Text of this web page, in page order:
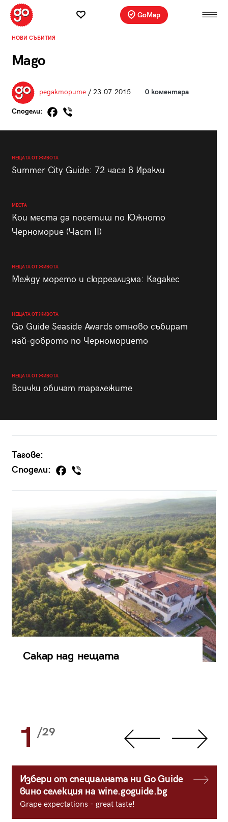
GoMap
НОВИ СЪБИТИЯ
Mago
редакторите/ 23.07.2015 0 коментара
Сподели:
НЕЩАТА ОТ ЖИВОТА
Summer City Guide: 72 часа в Иракли
МЕСТА
Кои места да посетиш по Южното
Черноморие (Част II)
НЕЩАТА ОТ ЖИВОТА
Между морето и сюрреализма: Кадакес
НЕЩАТА ОТ ЖИВОТА
Go Guide Seaside Awards отново събират
най-доброто по Черноморието
НЕЩАТА ОТ ЖИВОТА
Всички обичат таралежите
Тагове:
Сподели:
Сакар над нещата
1 /29
Избери от специалната ни Go Guide
вино селекция на wine.goguide.bg
Grape expectations - great taste!